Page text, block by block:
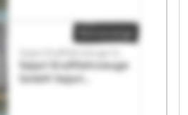
Sejari Kraftfahrzeuge
GmbH Sejari